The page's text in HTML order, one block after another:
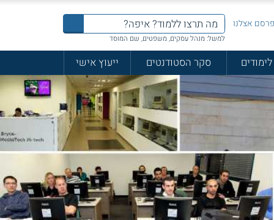
פרסם אצלנו
למשל: מנהל עסקים, משפטים, שם המוסד
סקר הסטודנטים
ייעוץ אישי